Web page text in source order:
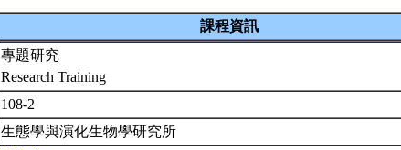
課程資訊
專題研究
Research Training
108-2
生態學與演化生物學研究所